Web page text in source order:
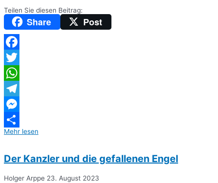
Teilen Sie diesen Beitrag:
Share Post
Facebook
Twitter
WhatsApp
Telegram
Messenger
Teilen
Mehr lesen
Der Kanzler und die gefallenen Engel
Holger Arppe 23. August 2023